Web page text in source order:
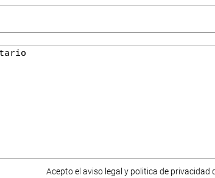
Acepto el aviso legal y politica de privacidad